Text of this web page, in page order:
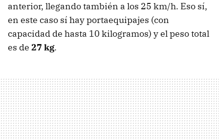
anterior, llegando también a los 25 km/h. Eso sí,
en este caso sí hay portaequipajes (con
capacidad de hasta 10 kilogramos) y el peso total
es de 27 kg.